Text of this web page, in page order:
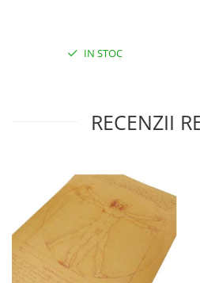
IN STOC
RECENZII